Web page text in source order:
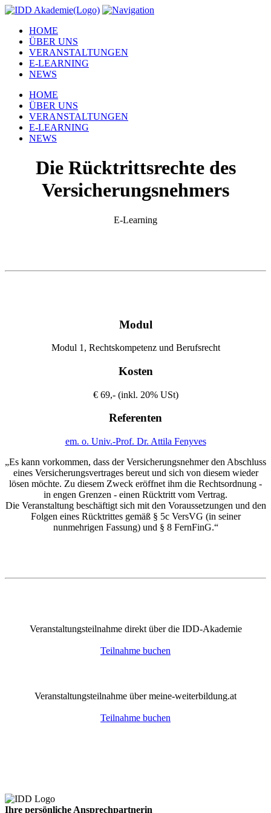
HOME
ÜBER UNS
VERANSTALTUNGEN
E-LEARNING
NEWS
HOME
ÜBER UNS
VERANSTALTUNGEN
E-LEARNING
NEWS
Die Rücktrittsrechte des
Versicherungsnehmers
E-Learning
Modul
Modul 1, Rechtskompetenz und Berufsrecht
Kosten
€ 69,- (inkl. 20% USt)
Referenten
em. o. Univ.-Prof. Dr. Attila Fenyves
„Es kann vorkommen, dass der Versicherungsnehmer den Abschluss
eines Versicherungsvertrages bereut und sich von diesem wieder
lösen möchte. Zu diesem Zweck eröffnet ihm die Rechtsordnung -
in engen Grenzen - einen Rücktritt vom Vertrag.
Die Veranstaltung beschäftigt sich mit den Voraussetzungen und den
Folgen eines Rücktrittes gemäß § 5c VersVG (in seiner
nunmehrigen Fassung) und § 8 FernFinG.“
Veranstaltungsteilnahme direkt über die IDD-Akademie
Teilnahme buchen
Veranstaltungsteilnahme über meine-weiterbildung.at
Teilnahme buchen
Ihre persönliche Ansprechpartnerin